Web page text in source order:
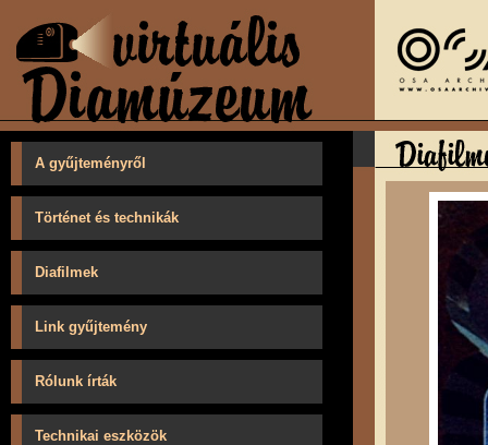
A gyűjteményről
Történet és technikák
Diafilmek
Link gyűjtemény
Rólunk írták
Technikai eszközök